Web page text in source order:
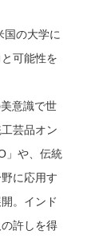
国の大学に
可能性を
意識で世
芸品オン
」や、伝統
に応用す
。インド
許しを得